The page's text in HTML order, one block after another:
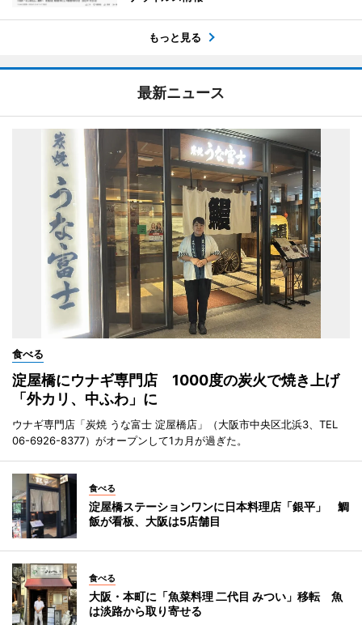
もっと見る
最新ニュース
食べる
淀屋橋にウナギ専門店 1000度の炭火で焼き上げ
「外カリ、中ふわ」に
ウナギ専門店「炭焼 うな富士 淀屋橋店」（大阪市中央区北浜3、TEL
06-6926-8377）がオープンして1カ月が過ぎた。
食べる
淀屋橋ステーションワンに日本料理店「銀平」 鯛
飯が看板、大阪は5店舗目
食べる
大阪・本町に「魚菜料理 二代目 みつい」移転 魚
は淡路から取り寄せる